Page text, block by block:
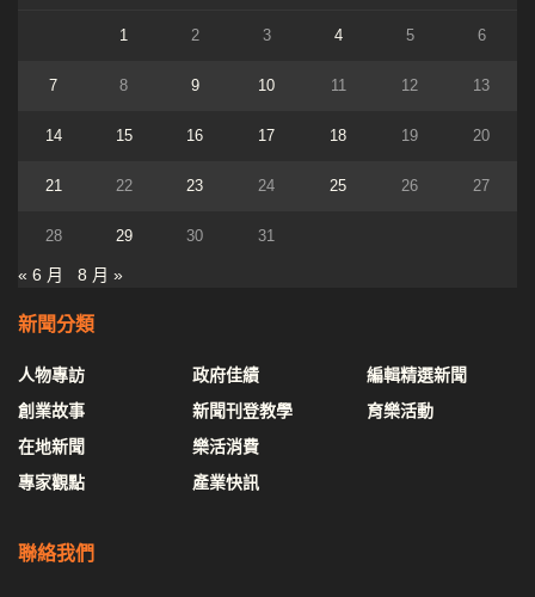
1 2 3 4 5 6
7 8 9 10 11 12 13
14 15 16 17 18 19 20
21 22 23 24 25 26 27
28 29 30 31
« 6 月 8 月 »
新聞分類
人物專訪
創業故事
在地新聞
專家觀點
政府佳績
新聞刊登教學
樂活消費
產業快訊
編輯精選新聞
育樂活動
聯絡我們